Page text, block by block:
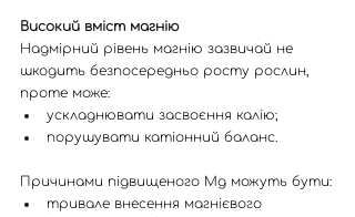
Високий вміст магнію
Надмірний рівень магнію зазвичай не
шкодить безпосередньо росту рослин,
проте може:
ускладнювати засвоєння калію;
порушувати катіонний баланс.
Причинами підвищеного Mg можуть бути:
тривале внесення магнієвого